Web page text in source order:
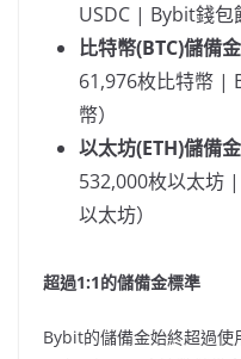
USDC | Bybit錢包
比特幣(BTC)儲備
61,976枚比特幣 |
幣）
以太坊(ETH)儲備
532,000枚以太坊
以太坊）
超過1:1的儲備金標準
Bybit的儲備金始終超過使